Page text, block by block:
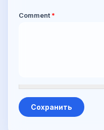
Comment *